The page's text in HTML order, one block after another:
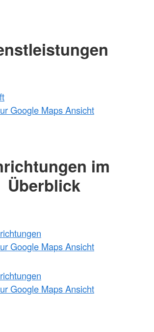
Google Maps Ansicht
im
Überblick
Google Maps Ansicht
Google Maps Ansicht